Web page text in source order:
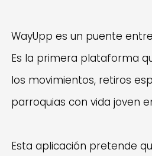
WayUpp es un puente
Es la primera plataforma
los movimientos, retiros
parroquias con vida joven
Esta aplicación pretende